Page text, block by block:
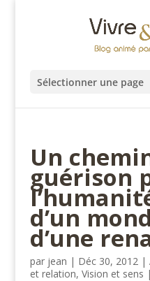
Sélectionner une page
Un
guérison
d’un
d’une
par jean | Déc 30, 2012|
et relation, Vision et sens |